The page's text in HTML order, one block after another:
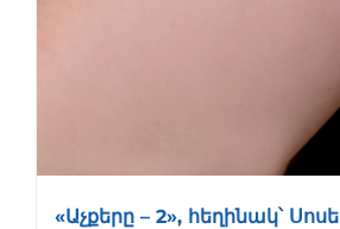
«Աչքերը – 2», հեղինակ՝ Սոսե